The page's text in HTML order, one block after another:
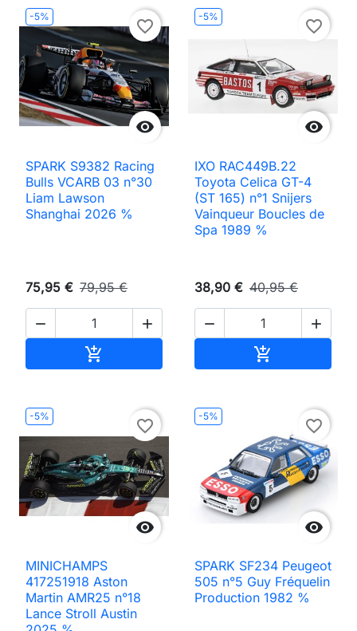
-5%

favorite_border
SPARK S9382 Racing
Bulls VCARB 03 n°30
Liam Lawson
Shanghai 2026 %
75,95 € 79,95 €
 

-5%

favorite_border
IXO RAC449B.22
Toyota Celica GT-4
(ST 165) n°1 Snijers
Vainqueur Boucles de
Spa 1989 %
38,90 € 40,95 €
 

-5%

favorite_border
MINICHAMPS
417251918 Aston
Martin AMR25 n°18
Lance Stroll Austin
-5%

favorite_border
SPARK SF234 Peugeot
505 n°5 Guy Fréquelin
Production 1982 %